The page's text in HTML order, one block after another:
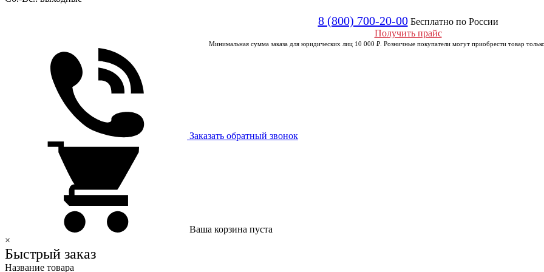
8 (800) 700-20-00 Бесплатно по России
Получить прайс
Минимальная сумма заказа для юридических лиц 10 000 ₽. Розничные покупатели могут приобрести товар
Заказать обратный звонок
Ваша корзина пуста
×
Быстрый заказ
Название товара